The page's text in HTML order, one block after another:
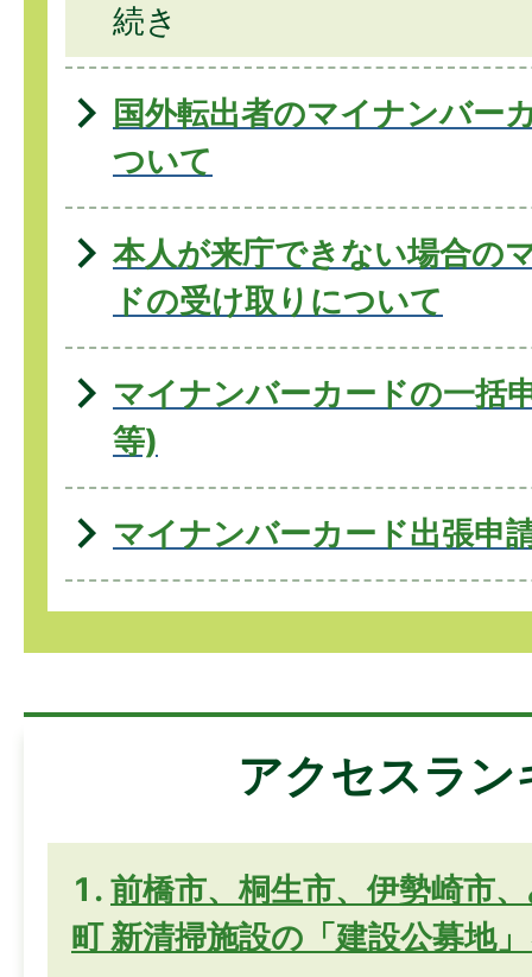
続き
国外転出者のマイナンバー
ついて
本人が来庁できない場合の
ドの受け取りについて
マイナンバーカードの一括
等)
マイナンバーカード出張申
アクセスラン
前橋市、桐生市、伊勢崎市
町 新清掃施設の「建設公募地